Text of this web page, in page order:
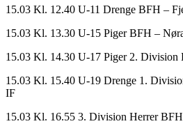
15.03 Kl. 12.40 U-11 Drenge BFH –
15.03 Kl. 13.30 U-15 Piger BFH –
15.03 Kl. 14.30 U-17 Piger 2. Division
15.03 Kl. 15.40 U-19 Drenge 1.
IF
15.03 Kl. 16.55 3. Division Herrer